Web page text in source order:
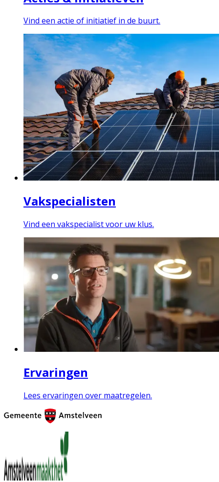
Vind een actie of initiatief in de buurt.
Vakspecialisten
Vind een vakspecialist voor uw klus.
Ervaringen
Lees ervaringen over maatregelen.